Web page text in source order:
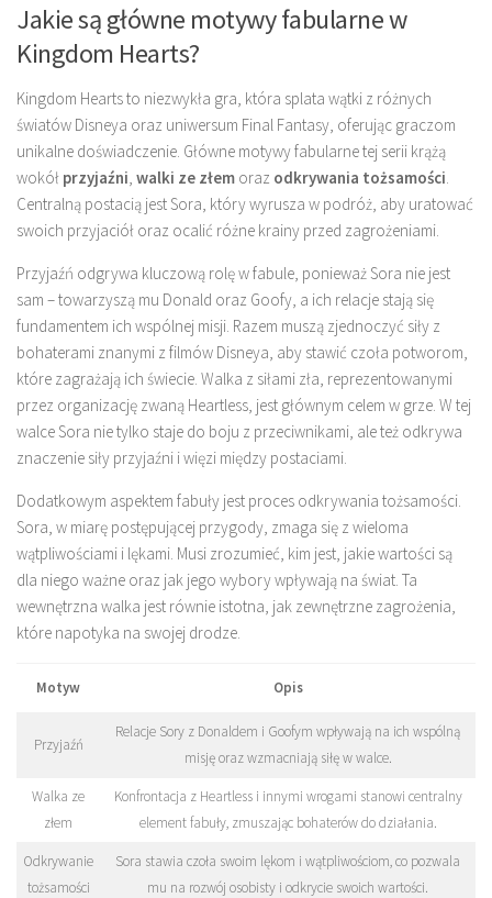
Jakie są główne motywy fabularne w
Kingdom Hearts?
Kingdom Hearts to niezwykła gra, która splata wątki z różnych
światów Disneya oraz uniwersum Final Fantasy, oferując graczom
unikalne doświadczenie. Główne motywy fabularne tej serii krążą
wokół przyjaźni walki ze złem oraz odkrywania tożsamości
Centralną postacią jest Sora, który wyrusza w podróż, aby uratować
swoich przyjaciół oraz ocalić różne krainy przed zagrożeniami.
Przyjaźń odgrywa kluczową rolę w fabule, ponieważ Sora nie jest
sam – towarzyszą mu Donald oraz Goofy, a ich relacje stają się
fundamentem ich wspólnej misji. Razem muszą zjednoczyć siły z
bohaterami znanymi z filmów Disneya, aby stawić czoła potworom,
które zagrażają ich świecie. Walka z siłami zła, reprezentowanymi
przez organizację zwaną Heartless, jest głównym celem w grze. W tej
walce Sora nie tylko staje do boju z przeciwnikami, ale też odkrywa
znaczenie siły przyjaźni i więzi między postaciami.
Dodatkowym aspektem fabuły jest proces odkrywania tożsamości.
Sora, w miarę postępującej przygody, zmaga się z wieloma
wątpliwościami i lękami. Musi zrozumieć, kim jest, jakie wartości są
dla niego ważne oraz jak jego wybory wpływają na świat. Ta
wewnętrzna walka jest równie istotna, jak zewnętrzne zagrożenia,
które napotyka na swojej drodze.
Motyw Opis
Przyjaźń
Relacje Sory z Donaldem i Goofym wpływają na ich wspólną
misję oraz wzmacniają siłę w walce.
Walka ze
złem
Konfrontacja z Heartless i innymi wrogami stanowi centralny
element fabuły, zmuszając bohaterów do działania.
Odkrywanie
tożsamości
Sora stawia czoła swoim lękom i wątpliwościom, co pozwala
mu na rozwój osobisty i odkrycie swoich wartości.